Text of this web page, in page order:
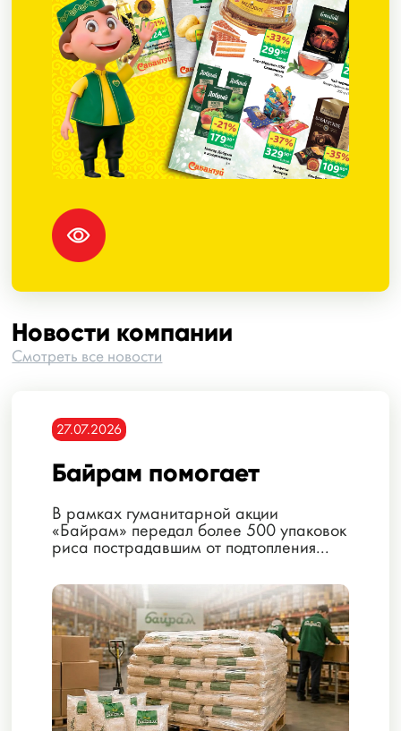
Новости компании
Смотреть все новости
27.07.2026
Байрам помогает
В рамках гуманитарной акции
«Байрам» передал более 500 упаковок
риса пострадавшим от подтопления...